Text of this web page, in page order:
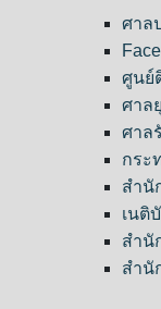
ศาล
ศูนย์
ศาล
ศาล
กระ
สำนั
เนติ
สำนั
สำนั